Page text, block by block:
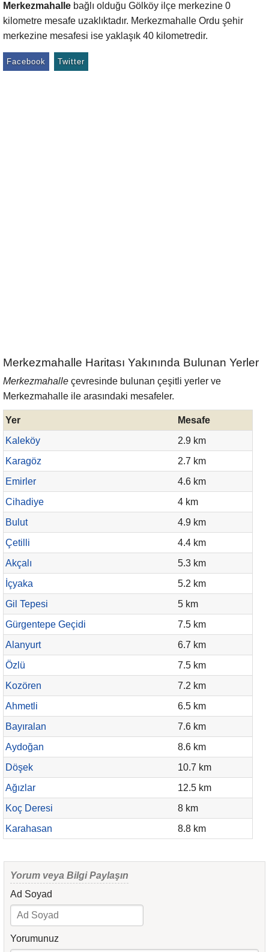
Merkezmahalle bağlı olduğu Gölköy ilçe merkezine 0
kilometre mesafe uzaklıktadır. Merkezmahalle Ordu şehir
merkezine mesafesi ise yaklaşık 40 kilometredir.
Facebook Twitter
Merkezmahalle Haritası Yakınında Bulunan Yerler
Merkezmahalle çevresinde bulunan çeşitli yerler ve
Merkezmahalle ile arasındaki mesafeler.
Yer
Mesafe
Kaleköy
2.9 km
Karagöz
2.7 km
Emirler
4.6 km
Cihadiye
4 km
Bulut
4.9 km
Çetilli
4.4 km
Akçalı
5.3 km
İçyaka
5.2 km
Gil Tepesi
5 km
Gürgentepe Geçidi
7.5 km
Alanyurt
6.7 km
Özlü
7.5 km
Kozören
7.2 km
Ahmetli
6.5 km
Bayıralan
7.6 km
Aydoğan
8.6 km
Döşek
10.7 km
Ağızlar
12.5 km
Koç Deresi
8 km
Karahasan
8.8 km
Yorum veya Bilgi Paylaşın
Ad Soyad
Yorumunuz